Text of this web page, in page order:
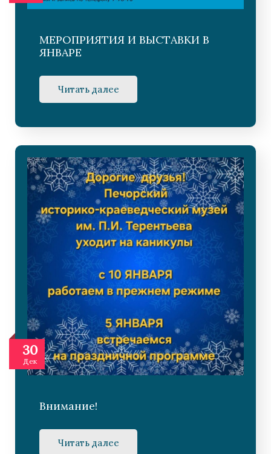
МЕРОПРИЯТИЯ И ВЫСТАВКИ В
ЯНВАРЕ
Читать далее
30
Дек
Внимание!
Читать далее